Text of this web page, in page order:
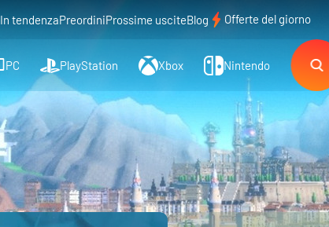
In tendenzaPreordiniProssime usciteBlog Offerte del giorno
PC PlayStation Xbox Nintendo